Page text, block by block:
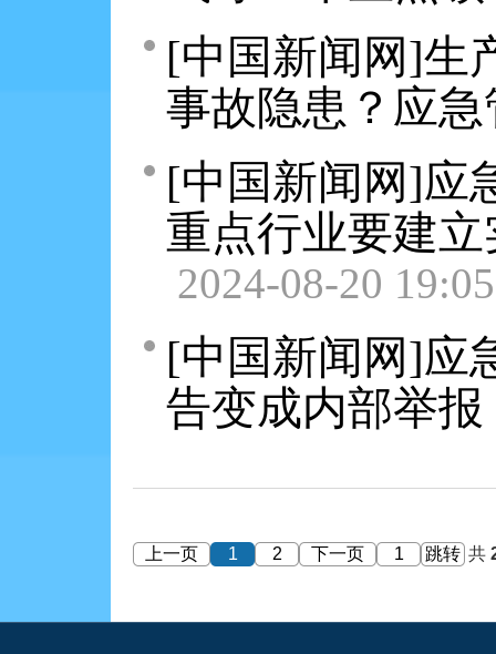
[中国新闻网]生
事故隐患？应
[中国新闻网]应
重点行业要建
2024-08-20 19:05
[中国新闻网]应
告变成内部举报
上一页 1 2 下一页 跳转 共